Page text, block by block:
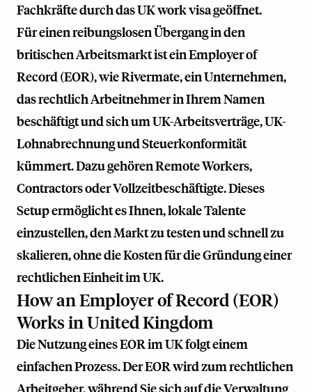
Fachkräfte durch das UK work visa geöffnet.
Für einen reibungslosen Übergang in den
britischen Arbeitsmarkt ist ein Employer of
Record (EOR), wieRivermate, ein Unternehmen,
das rechtlich Arbeitnehmer in Ihrem Namen
beschäftigt und sich um UK-Arbeitsverträge, UK-
Lohnabrechnung und Steuerkonformität
kümmert. Dazu gehören Remote Workers,
Contractors oder Vollzeitbeschäftigte. Dieses
Setup ermöglicht es Ihnen, lokale Talente
einzustellen, den Markt zu testen und schnell zu
skalieren, ohne die Kosten für die Gründung einer
rechtlichen Einheit im UK.
How an Employer of Record (EOR)
Works in United Kingdom
Die Nutzung eines EOR im UK folgt einem
einfachen Prozess. Der EOR wird zum rechtlichen
Arbeitgeber, während Sie sich auf die Verwaltung